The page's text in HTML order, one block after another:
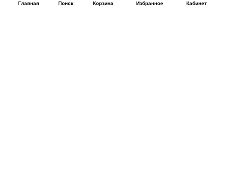
Главная Поиск Корзина Избранное Кабинет